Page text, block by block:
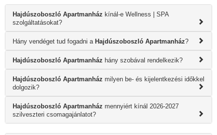
Hajdúszoboszló Apartmanház kínál-e Wellness | SPA
szolgáltatásokat?
Hány vendéget tud fogadni a Hajdúszoboszló Apartmanház?
Hajdúszoboszló Apartmanház hány szobával rendelkezik?
Hajdúszoboszló Apartmanház milyen be- és kijelentkezési időkkel
dolgozik?
Hajdúszoboszló Apartmanház mennyiért kínál 2026-2027
szilveszteri csomagajánlatot?